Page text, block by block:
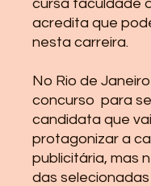
cursa faculdade
acredita que
nesta carreira.
No Rio de
concurso para
candidata que vai
protagonizar a
publicitária, mas
das